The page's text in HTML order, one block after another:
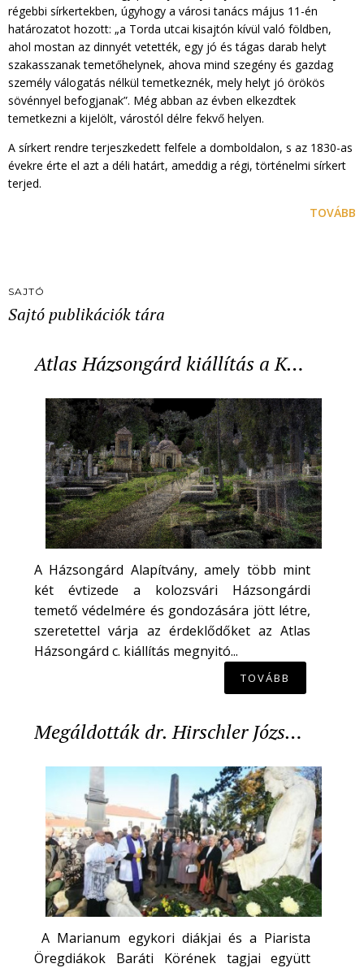
régebbi sírkertekben, úgyhogy a városi tanács május 11-én
határozatot hozott: „a Torda utcai kisajtón kívül való földben,
ahol mostan az dinnyét vetették, egy jó és tágas darab helyt
szakasszanak temetőhelynek, ahova mind szegény és gazdag
személy válogatás nélkül temetkeznék, mely helyt jó örökös
sövénnyel befogjanak”. Még abban az évben elkezdtek
temetkezni a kijelölt, várostól délre fekvő helyen.
A sírkert rendre terjeszkedett felfele a domboldalon, s az 1830-as
évekre érte el azt a déli határt, ameddig a régi, történelmi sírkert
terjed.
TOVÁBB
SAJTÓ
Sajtó publikációk tára
Atlas Házsongárd kiállítás a K…
A Házsongárd Alapítvány, amely több mint
két évtizede a kolozsvári Házsongárdi
temető védelmére és gondozására jött létre,
szeretettel várja az érdeklődőket az Atlas
Házsongárd c. kiállítás megnyitó...
TOVÁBB
Megáldották dr. Hirschler Józs…
A Marianum egykori diákjai és a Piarista
Öregdiákok Baráti Körének tagjai együtt